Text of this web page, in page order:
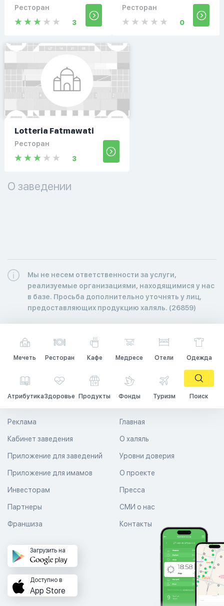
Ресторан
3
Ресторан
0
Lotteria Fatmawati
Ресторан
3
О заведении
Мы не несем ответственности за услуги,
реализуемые организациями, находящимися у нас
в базе. Просьба дополнительно уточнять у лиц,
предоставляющих продукцию халяль. (26859)
Мечеть Ресторан Кафе Медресе Отели Одежда
АтрибутикаЗдоровье Продукты Фонды Туризм Поиск
Главная
О халяль
Уровни доверия
Реклама
Кабинет заведения
Приложение для заведений
Приложение для имамов О проекте
Пресса
СМИ о нас
Контакты
Инвесторам
Партнеры
Франшиза
Загрузить на
Доступно в
App Store